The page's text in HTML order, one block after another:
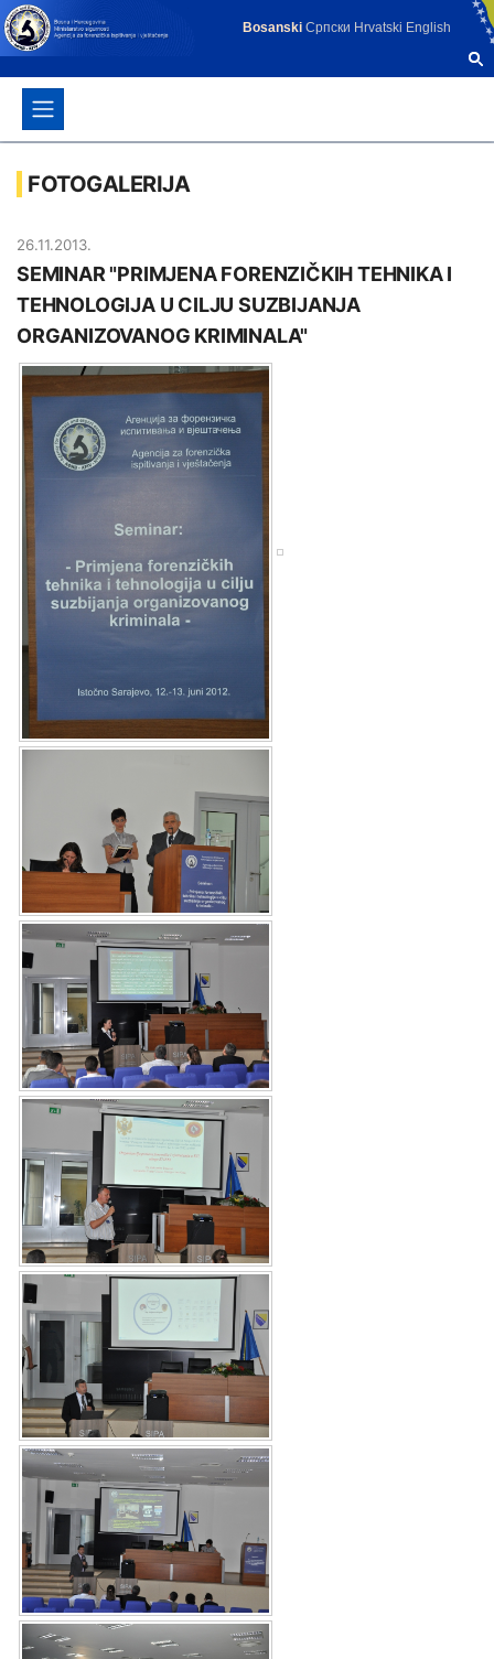
Bosanski Српски Hrvatski English
FOTOGALERIJA
26.11.2013.
SEMINAR "PRIMJENA FORENZIČKIH TEHNIKA I
TEHNOLOGIJA U CILJU SUZBIJANJA
ORGANIZOVANOG KRIMINALA"